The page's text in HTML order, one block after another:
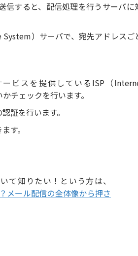
すると、配信処理を行うサーバに
）サーバで、宛先アドレスご
ビスを提供しているISP（
チェックを行います。
証を行います。
す。
て知りたい！という方は、
メール配信の全体像から押さ